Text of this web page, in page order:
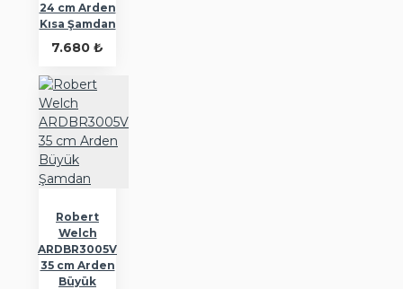
24 cm Arden
Kısa Şamdan
7.680 ₺
Robert
Welch
ARDBR3005V
35 cm Arden
Büyük